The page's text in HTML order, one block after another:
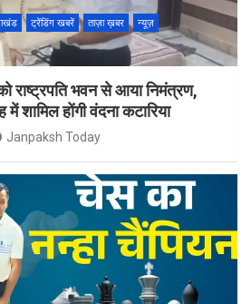
ट्रेंडिंग खबरें ताज़ा ख़बर
न्यूज़
राष्ट्रपति भवन से आया निमंत्रण,
शामिल होंगी वंदना कटारिया
Janpaksh Today